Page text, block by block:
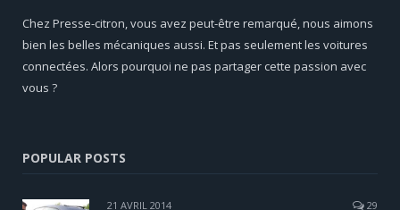
Chez Presse-citron, vous avez peut-être remarqué, nous aimons
bien les belles mécaniques aussi. Et pas seulement les voitures
connectées. Alors pourquoi ne pas partager cette passion avec
vous ?
POPULAR POSTS
21 AVRIL 2014 29